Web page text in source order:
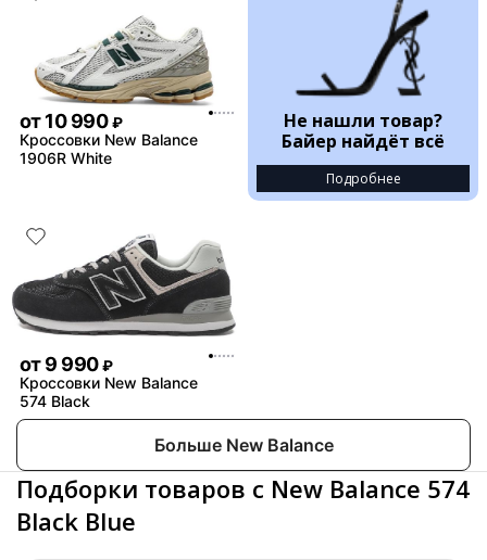
от10 990 ₽
Кроссовки New Balance
1906R White
Не нашли товар?
Байер найдёт всё
Подробнее
от9 990 ₽
Кроссовки New Balance
574 Black
Больше New Balance
Подборки товаров с New Balance 574
Black Blue